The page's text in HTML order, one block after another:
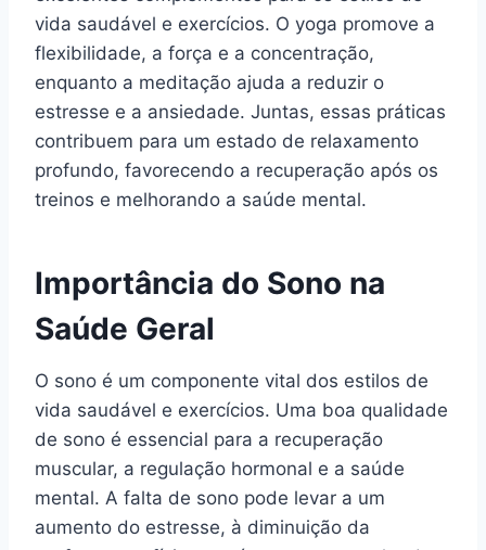
vida saudável e exercícios. O yoga promove a
flexibilidade, a força e a concentração,
enquanto a meditação ajuda a reduzir o
estresse e a ansiedade. Juntas, essas práticas
contribuem para um estado de relaxamento
profundo, favorecendo a recuperação após os
treinos e melhorando a saúde mental.
Importância do Sono na
Saúde Geral
O sono é um componente vital dos estilos de
vida saudável e exercícios. Uma boa qualidade
de sono é essencial para a recuperação
muscular, a regulação hormonal e a saúde
mental. A falta de sono pode levar a um
aumento do estresse, à diminuição da